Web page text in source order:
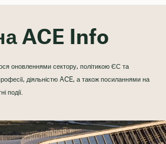
ACE Info
оновленнями сектору, політикою ЄС та
діяльністю ACE, а також посиланнями на
події.